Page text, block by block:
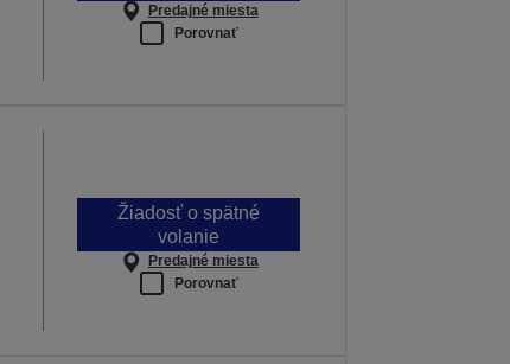
Predajné miesta
Porovnať
Žiadosť o spätné
volanie
Predajné miesta
Porovnať